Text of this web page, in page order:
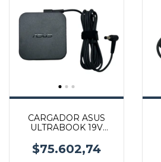
CARGADOR ASUS
ULTRABOOK 19V
$75.602,74